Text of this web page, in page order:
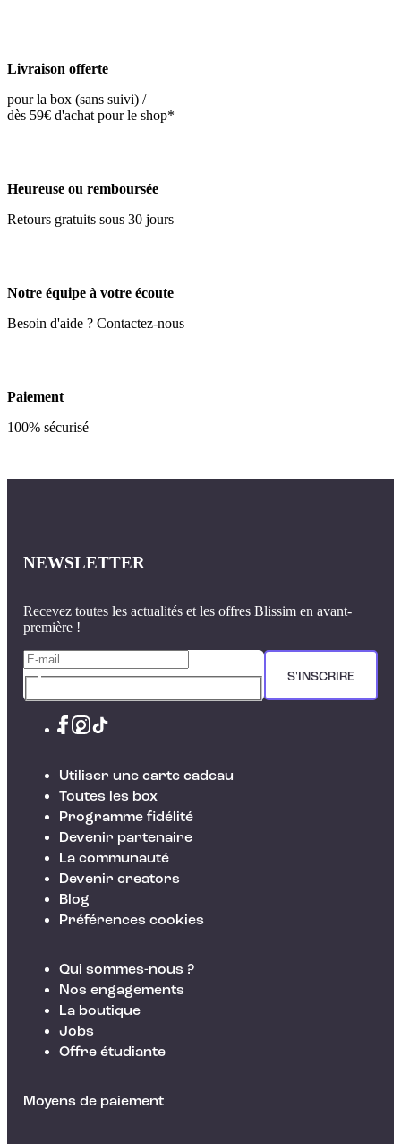
Livraison offerte
pour la box (sans suivi) /
dès 59€ d'achat pour le shop*
Heureuse ou remboursée
Retours gratuits sous 30 jours
Notre équipe à votre écoute
Besoin d'aide ? Contactez-nous
Paiement
100% sécurisé
NEWSLETTER
Recevez toutes les actualités et les offres Blissim en avant-
première !
S'INSCRIRE
Utiliser une carte cadeau
Toutes les box
Programme fidélité
Devenir partenaire
La communauté
Devenir creators
Blog
Préférences cookies
Qui sommes-nous ?
Nos engagements
La boutique
Jobs
Offre étudiante
Moyens de paiement